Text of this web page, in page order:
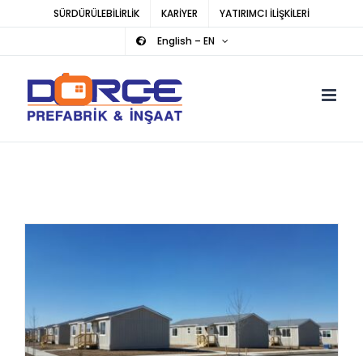
SÜRDÜRÜLEBİLİRLİK KARİYER
YATIRIMCI İLİŞKİLERİ
English – EN